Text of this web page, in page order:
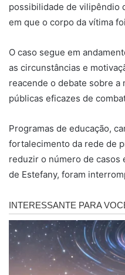
possibilidade de vilipêndio
em que o corpo da vítima
O caso segue em
as circunstâncias e
reacende o debate sobre a
públicas eficazes de
Programas de educação,
fortalecimento da rede de
reduzir o número de casos
de Estefany, foram